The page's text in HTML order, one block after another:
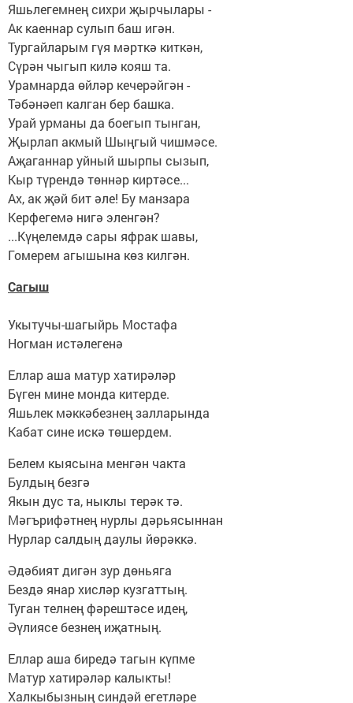
Яшьлегемнең сихри җырчылары -
Ак каеннар сулып баш игән.
Тургайларым гүя мәрткә киткән,
Сүрән чыгып килә кояш та.
Урамнарда өйләр кечерәйгән -
Тәбәнәеп калган бер башка.
Урай урманы да боегып тынган,
Җырлап акмый Шыңгый чишмәсе.
Аҗаганнар уйный шырпы сызып,
Кыр түрендә төннәр киртәсе...
Ах, ак җәй бит әле! Бу манзара
Керфегемә нигә эленгән?
...Күңелемдә сары яфрак шавы,
Гомерем агышына көз килгән.
Сагыш
Укытучы-шагыйрь Мостафа
Ногман истәлегенә
Еллар аша матур хатирәләр
Бүген мине монда китерде.
Яшьлек мәккәбезнең залларында
Кабат сине искә төшердем.
Белем кыясына менгән чакта
Булдың безгә
Якын дус та, ныклы терәк тә.
Мәгърифәтнең нурлы дәрьясыннан
Нурлар салдың даулы йөрәккә.
Әдәбият дигән зур дөньяга
Бездә янар хисләр кузгаттың.
Туган телнең фәрештәсе идең,
Әүлиясе безнең иҗатның.
Еллар аша биредә тагын күпме
Матур хатирәләр калыкты!
Халкыбызның синдәй егетләре